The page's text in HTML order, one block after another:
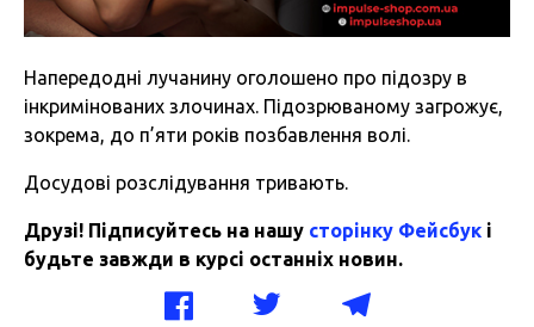
Напередодні лучанину оголошено про підозру в
інкримінованих злочинах. Підозрюваному загрожує,
зокрема, до п’яти років позбавлення волі.
Досудові розслідування тривають.
Друзі! Підписуйтесь на нашу сторінку Фейсбук і
будьте завжди в курсі останніх новин.